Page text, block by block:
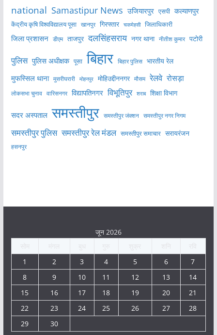
national Samastipur News उजियारपुर एसपी कल्याणपुर
केंद्रीय कृषि विश्वविद्यालय पूसा खानपुर गिरफ्तार चकमेहसी जिलाधिकारी
जिला प्रशासन डीएम ताजपुर दलसिंहसराय नगर थाना नीतीश कुमार पटोरी
पुलिस पुलिस अधीक्षक पूसा बिहार बिहार पुलिस भारतीय रेल
मुफस्सिल थाना मुसरीघरारी मोहनपुर मोहिउद्दीननगर मौसम रेलवे रोसड़ा
लोकसभा चुनाव वारिसनगर विद्यापतिनगर विभूतिपुर शराब शिक्षा विभाग
सदर अस्पताल समस्तीपुर समस्तीपुर जंक्शन समस्तीपुर नगर निगम
समस्तीपुर पुलिस समस्तीपुर रेल मंडल समस्तीपुर समाचार सरायरंजन
हसनपुर
जून 2026
1
2 3 4 5 6
7
8
9 10 11 12 13
14
15
16 17 18 19 20
21
22
23 24 25 26 27
28
29
30